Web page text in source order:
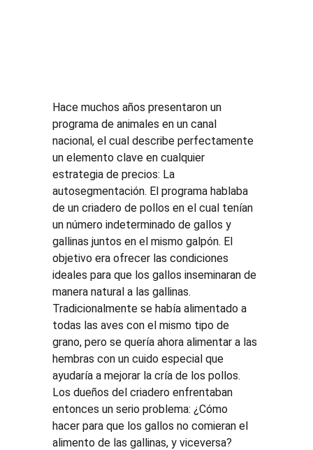
Hace muchos años presentaron un
programa de animales en un canal
nacional, el cual describe perfectamente
un elemento clave en cualquier
estrategia de precios: La
autosegmentación. El programa hablaba
de un criadero de pollos en el cual tenían
un número indeterminado de gallos y
gallinas juntos en el mismo galpón. El
objetivo era ofrecer las condiciones
ideales para que los gallos inseminaran de
manera natural a las gallinas.
Tradicionalmente se había alimentado a
todas las aves con el mismo tipo de
grano, pero se quería ahora alimentar a las
hembras con un cuido especial que
ayudaría a mejorar la cría de los pollos.
Los dueños del criadero enfrentaban
entonces un serio problema: ¿Cómo
hacer para que los gallos no comieran el
alimento de las gallinas, y viceversa?